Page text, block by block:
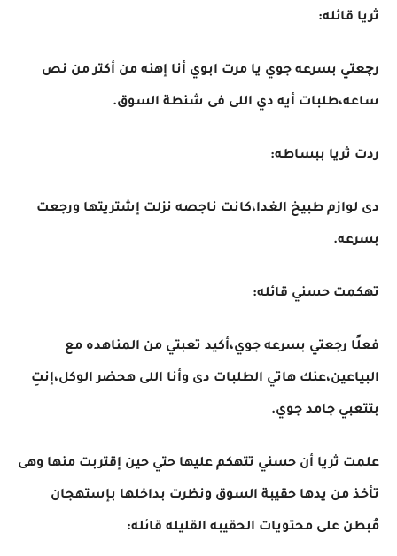
ثريا قائله:
رچعتي بسرعه جوي يا مرت ابوي أنا إهنه من أكتر من نص
ساعه،طلبات أيه دي اللى فى شنطة السوق.
ردت ثريا ببساطه:
دى لوازم طبيخ الغدا،كانت ناجصه نزلت إشتريتها ورجعت
بسرعه.
تهكمت حسني قائله:
فعلًا رجعتي بسرعه جوي،أكيد تعبتي من المناهده مع
البياعين،عنك هاتي الطلبات دى وأنا اللى هحضر الوكل،إنتِ
بتتعبي جامد جوي.
علمت ثريا أن حسني تتهكم عليها حتي حين إقتربت منها وهى
تأخذ من يدها حقيبة السوق ونظرت بداخلها بإستهجان
مُبطن على محتويات الحقيبه القليله قائله: